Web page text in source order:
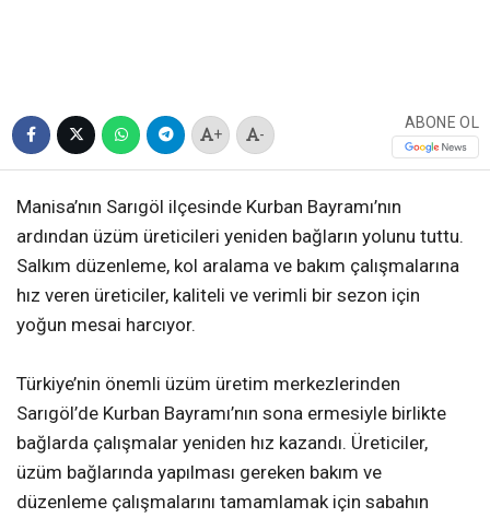
+ -
ABONE OL
Manisa’nın Sarıgöl ilçesinde Kurban Bayramı’nın
ardından üzüm üreticileri yeniden bağların yolunu tuttu.
Salkım düzenleme, kol aralama ve bakım çalışmalarına
hız veren üreticiler, kaliteli ve verimli bir sezon için
yoğun mesai harcıyor.
Türkiye’nin önemli üzüm üretim merkezlerinden
Sarıgöl’de Kurban Bayramı’nın sona ermesiyle birlikte
bağlarda çalışmalar yeniden hız kazandı. Üreticiler,
üzüm bağlarında yapılması gereken bakım ve
düzenleme çalışmalarını tamamlamak için sabahın